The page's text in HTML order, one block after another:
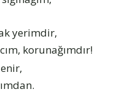
yerimdir,
korunağımdır!